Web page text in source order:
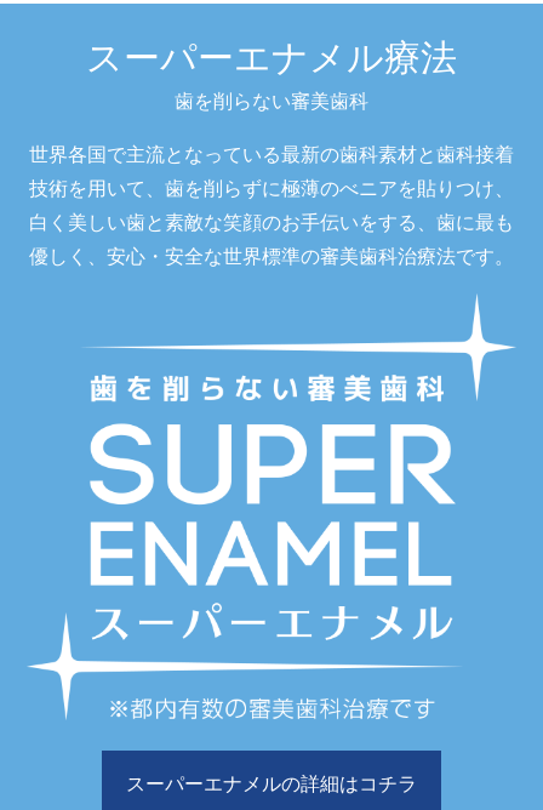
スーパーエナメル療法
歯を削らない審美歯科
世界各国で主流となっている最新の歯科素材と歯科接着
技術を用いて、歯を削らずに極薄のべニアを貼りつけ、
白く美しい歯と素敵な笑顔のお手伝いをする、歯に最も
優しく、安心・安全な世界標準の審美歯科治療法です。
スーパーエナメルの詳細はコチラ